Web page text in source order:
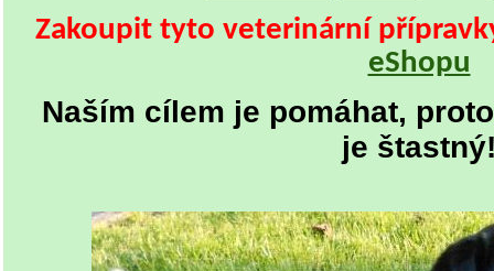
Zakoupit tyto veterinární
eShopu
Naším cílem je pomáhat,
je